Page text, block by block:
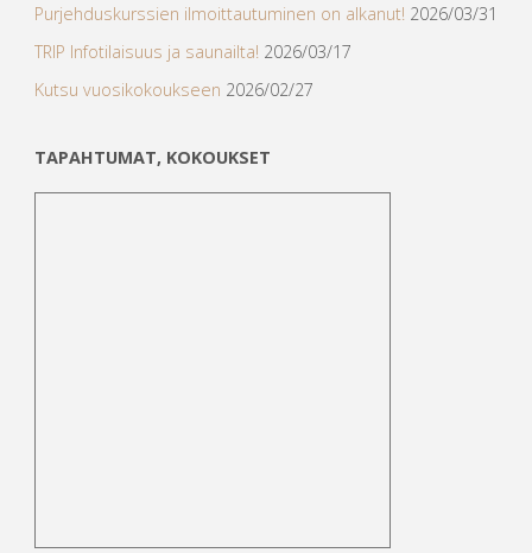
Purjehduskurssien ilmoittautuminen on alkanut! 2026/03/31
TRIP Infotilaisuus ja saunailta! 2026/03/17
Kutsu vuosikokoukseen 2026/02/27
TAPAHTUMAT, KOKOUKSET